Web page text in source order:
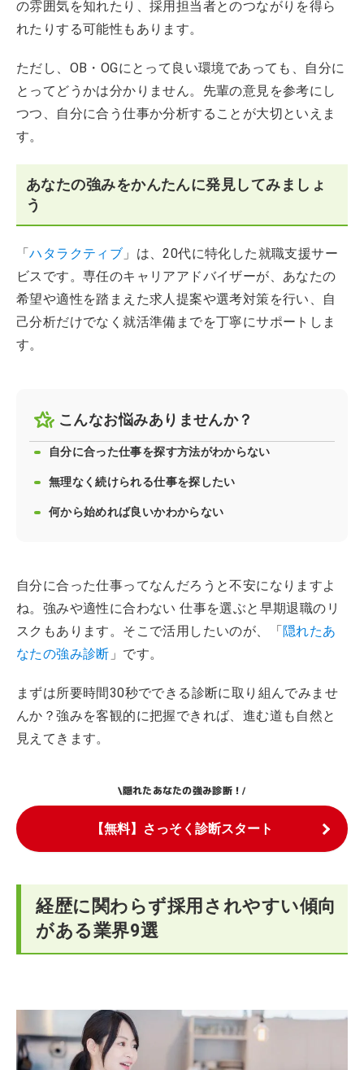
の雰囲気を知れたり、採用担当者とのつながりを得ら
れたりする可能性もあります。
ただし、OB・OGにとって良い環境であっても、自分に
とってどうかは分かりません。先輩の意見を参考にし
つつ、自分に合う仕事か分析することが大切といえま
す。
あなたの強みをかんたんに発見してみましょ
う
「ハタラクティブ 」は、20代に特化した就職支援サー
ビスです。専任のキャリアアドバイザーが、あなたの
希望や適性を踏まえた求人提案や選考対策を行い、自
己分析だけでなく就活準備までを丁寧にサポートしま
す。
こんなお悩みありませんか？
自分に合った仕事を探す方法がわからない
無理なく続けられる仕事を探したい
何から始めれば良いかわからない
自分に合った仕事ってなんだろうと不安になりますよ
ね。強みや適性に合わない 仕事を選ぶと早期退職のリ
スクもあります。そこで活用したいのが、「 隠れたあ
なたの強み診断 」です。
まずは所要時間30秒でできる診断に取り組んでみませ
んか？強みを客観的に把握できれば、進む道も自然と
見えてきます。
\隠れたあなたの強み診断！/
【無料】さっそく診断スタート
経歴に関わらず採用されやすい傾向
がある業界9選